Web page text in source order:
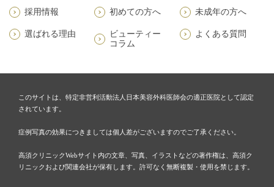
採用情報 初めての方へ 未成年の方へ
選ばれる理由
ビューティー
コラム
よくある質問
このサイトは、特定非営利活動法人日本美容外科医師会の適正医院として認定
されています。
症例写真の効果につきましては個人差がございますのでご了承ください。
高須クリニックWebサイト内の文章、写真、イラストなどの著作権は、高須ク
リニックおよび関連会社が保有します。許可なく無断複製・使用を禁じます。